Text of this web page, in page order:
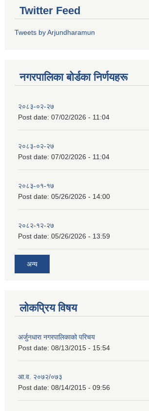
Twitter Feed
Tweets by Arjundharamun
नगरपालिका बाेर्डका निर्णयहरू
२०८३-०२-२७
Post date: 07/02/2026 - 11:04
२०८३-०२-२७
Post date: 07/02/2026 - 11:04
२०८३-०१-१७
Post date: 05/26/2026 - 14:00
२०८२-१२-२७
Post date: 05/26/2026 - 13:59
अन्य
लोकप्रिय विषय
अर्जुनधारा नगरपालिकाको परिचय
Post date: 08/13/2015 - 15:54
आ.व. २०७२/०७३
Post date: 08/14/2015 - 09:56